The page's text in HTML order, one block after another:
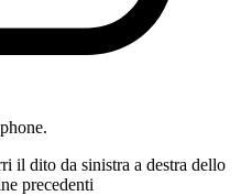
il dito da sinistra a destra dello
precedenti